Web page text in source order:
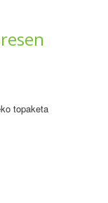
topaketa